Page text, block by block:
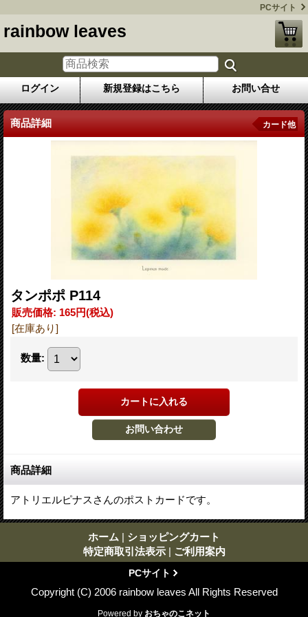
PCサイト
rainbow leaves
ログイン 新規登録はこちら お問い合せ
商品詳細 カード他
タンポポ P114
販売価格: 165円(税込)
[在庫あり]
数量:
商品詳細
アトリエルピナスさんのポストカードです。
ホーム | ショッピングカート
特定商取引法表示 | ご利用案内
PCサイト
Copyright (C) 2006 rainbow leaves All Rights Reserved
Powered by おちゃのこネット